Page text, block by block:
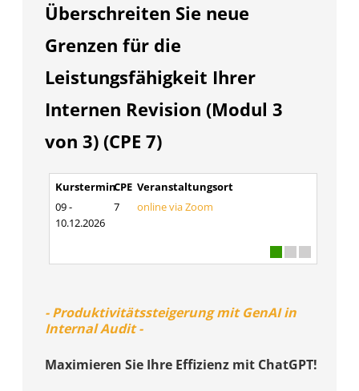
Überschreiten Sie neue
Grenzen für die
Leistungsfähigkeit Ihrer
Internen Revision (Modul 3
von 3) (CPE 7)
KursterminCPE Veranstaltungsort
09 -
10.12.2026
7 online via Zoom
- Produktivitätssteigerung mit GenAI in
Internal Audit -
Maximieren Sie Ihre Effizienz mit ChatGPT!